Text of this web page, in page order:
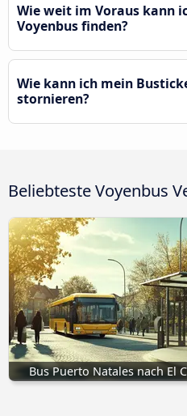
Wie weit im Voraus kann
Voyenbus finden?
Wie kann ich mein
stornieren?
Beliebteste Voyenbus
Bus Puerto Natales nach El